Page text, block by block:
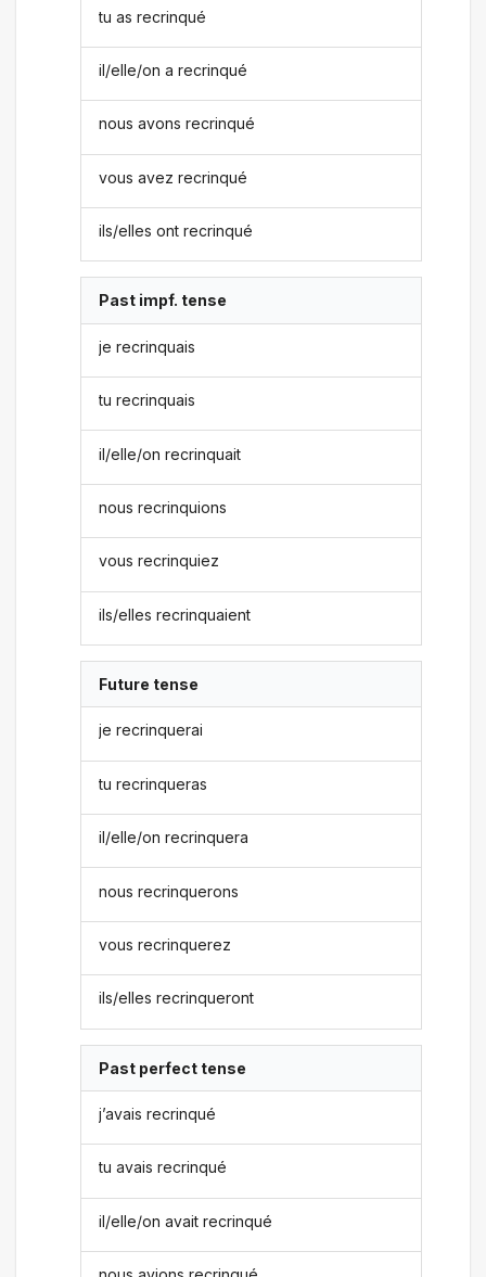
tu as recrinqué
il/elle/on a recrinqué
nous avons recrinqué
vous avez recrinqué
ils/elles ont recrinqué
Past impf. tense
je recrinquais
tu recrinquais
il/elle/on recrinquait
nous recrinquions
vous recrinquiez
ils/elles recrinquaient
Future tense
je recrinquerai
tu recrinqueras
il/elle/on recrinquera
nous recrinquerons
vous recrinquerez
ils/elles recrinqueront
Past perfect tense
j’avais recrinqué
tu avais recrinqué
il/elle/on avait recrinqué